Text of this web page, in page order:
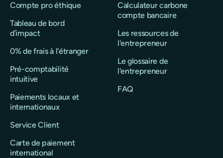
Compte pro éthique
Tableau de bord
d’impact
0% de frais à l'étranger
Pré-comptabilité
intuitive
Paiements locaux et
internationaux
Service Client
Carte de paiement
international
Calculateur carbone
compte bancaire
Les ressources de
l'entrepreneur
Le glossaire de
l'entrepreneur
FAQ